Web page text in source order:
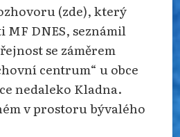
(zde), který
DNES, seznámil
se záměrem
centrum“ u obce
nedaleko Kladna.
v prostoru bývalého